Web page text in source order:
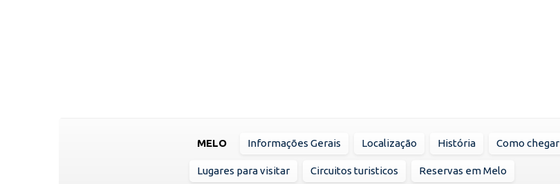
MELO Informações Gerais Localização História Como chegar
Lugares para visitar Circuitos turisticos Reservas em Melo